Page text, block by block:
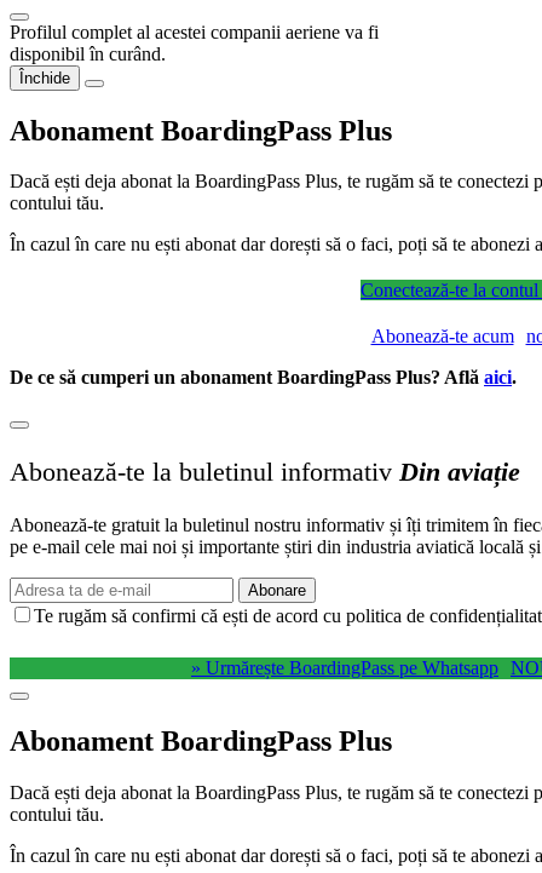
Profilul complet al acestei companii aeriene va fi
disponibil în curând.
Închide
Abonament BoardingPass Plus
Dacă ești deja abonat la BoardingPass Plus, te rugăm să te
contului tău.
În cazul în care nu ești abonat dar dorești să o faci, poți să te
Conectează-te la contul
Abonează-te acum
De ce să cumperi un abonament BoardingPass Plus? Află aici.
Abonează-te la buletinul informativ Din aviație
Abonează-te gratuit la buletinul nostru informativ și îți trimitem în
pe e-mail cele mai noi și importante știri din industria aviatică locală
Abonare
Te rugăm să confirmi că ești de acord cu politica de
» Urmărește BoardingPass pe Whatsapp
Abonament BoardingPass Plus
Dacă ești deja abonat la BoardingPass Plus, te rugăm să te
contului tău.
În cazul în care nu ești abonat dar dorești să o faci, poți să te